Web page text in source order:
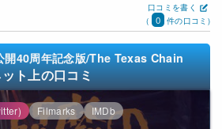
口コミを書く
(
0 件の口コミ)
開40周年記念版/The Texas Chain
ト上の口コミ
Filmarks IMDb